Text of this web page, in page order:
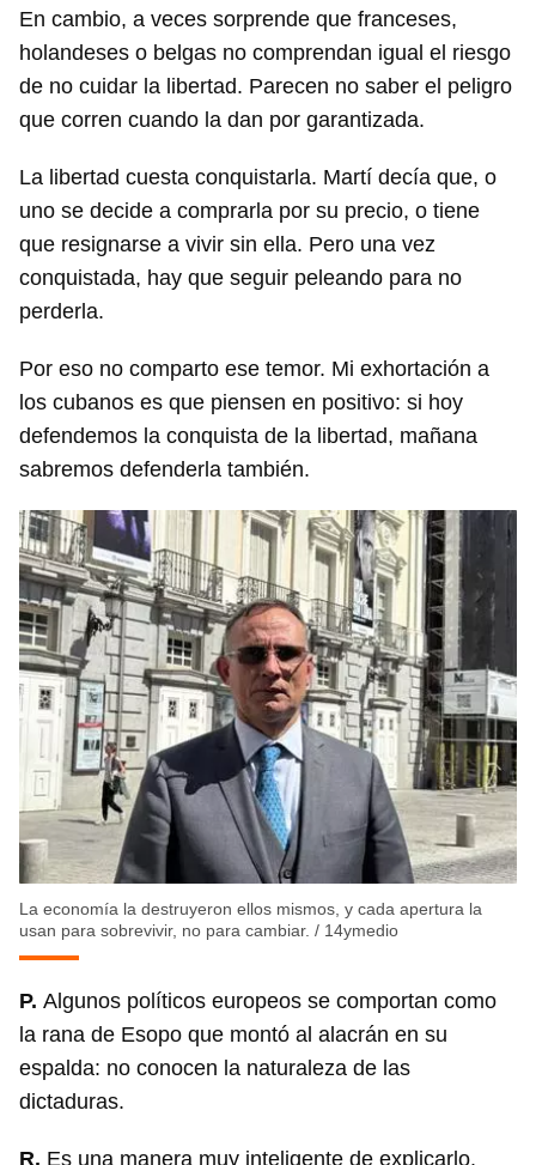
En cambio, a veces sorprende que franceses,
holandeses o belgas no comprendan igual el riesgo
de no cuidar la libertad. Parecen no saber el peligro
que corren cuando la dan por garantizada.
La libertad cuesta conquistarla. Martí decía que, o
uno se decide a comprarla por su precio, o tiene
que resignarse a vivir sin ella. Pero una vez
conquistada, hay que seguir peleando para no
perderla.
Por eso no comparto ese temor. Mi exhortación a
los cubanos es que piensen en positivo: si hoy
defendemos la conquista de la libertad, mañana
sabremos defenderla también.
La economía la destruyeron ellos mismos, y cada apertura la
usan para sobrevivir, no para cambiar. / 14ymedio
P. Algunos políticos europeos se comportan como
la rana de Esopo que montó al alacrán en su
espalda: no conocen la naturaleza de las
dictaduras.
R. Es una manera muy inteligente de explicarlo.